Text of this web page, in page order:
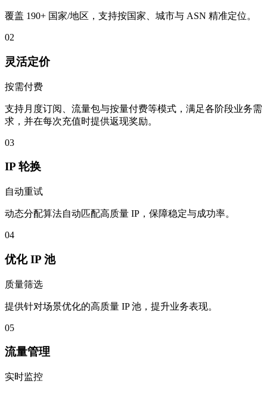
覆盖 190+ 国家/地区，支持按国家、城市与 ASN 精准定位。
02
灵活定价
按需付费
支持月度订阅、流量包与按量付费等模式，满足各阶段业务需
求，并在每次充值时提供返现奖励。
03
IP 轮换
自动重试
动态分配算法自动匹配高质量 IP，保障稳定与成功率。
04
优化 IP 池
质量筛选
提供针对场景优化的高质量 IP 池，提升业务表现。
05
流量管理
实时监控